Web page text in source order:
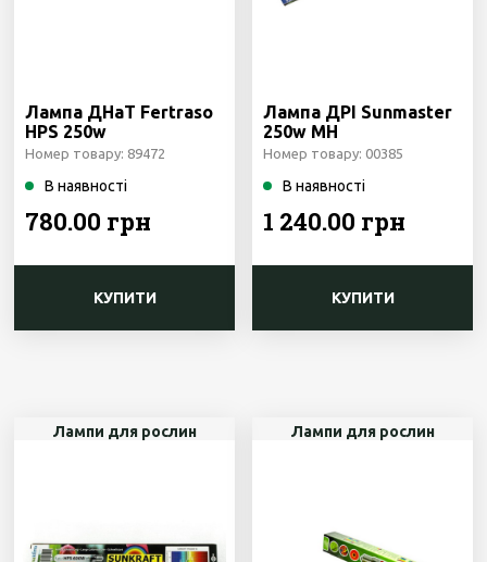
Лампа ДНаТ Fertraso
HPS 250w
Номер товару: 89472
В наявності
780.00 грн
КУПИТИ
Лампа ДРІ Sunmaster
250w MH
Номер товару: 00385
В наявності
1 240.00 грн
КУПИТИ
Лампи для рослин Лампи для рослин